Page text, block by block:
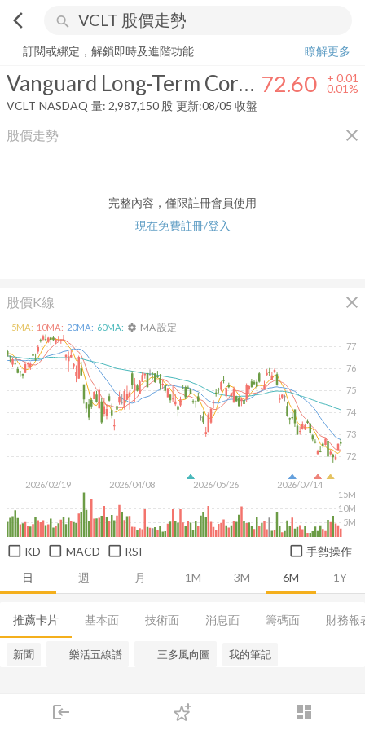
arrow_back_ios search
login dashboard
下單
Vanguard Long-Term Corporate Bond Index Fund
訂閱或綁定，解鎖即時及進階功能
瞭解更多
Vanguard Long-Term Corporate Bond Index Fund 72.60 + 0.01
0.01%
VCLT NASDAQ 量: 2,987,150 股 更新:08/05 收盤
股價走勢 close
完整內容，僅限註冊會員使用
現在免費註冊/登入
股價K線 close
日 週 月 1M 3M 6M 1Y
2026/02/19 2026/04/08 2026/05/26 2026/07/14
72
73
74
75
76
77
5M
10M
15M
5MA: 10MA: 20MA: 60MA: settings MA 設定
KD MACD RSI 手勢操作
推薦卡片 基本面 技術面 消息面 籌碼面 財務報
新聞 樂活五線譜 三多風向圖 我的筆記